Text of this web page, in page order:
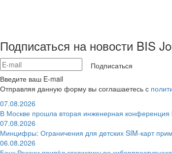
Подписаться на новости BIS
Подписаться
Введите ваш E-mail
Отправляя данную форму вы соглашаетесь с
07.08.2026
В Москве прошла вторая инженерная конференция
07.08.2026
Минцифры: Ограничения для детских SIM-карт
06.08.2026